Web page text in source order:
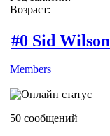
Возраст:
#0 Sid Wilson
Members
50 сообщений